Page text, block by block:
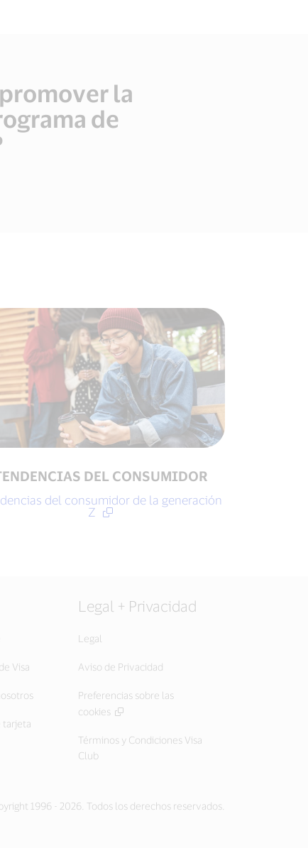
la
de
DEL CONSUMIDOR
del consumidor de la generación
Z
Visa
tarjeta
Legal + Privacidad
Legal
Aviso de Privacidad
Preferencias sobre las
cookies
Términos y Condiciones Visa
Club
1996 - 2026. Todos los derechos reservados.